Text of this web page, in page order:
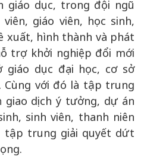
giáo dục, trong đội ngũ
giáo viên, học sinh,
xuất, hình thành và phát
trợ khởi nghiệp đổi mới
giáo dục đại học, cơ sở
Cùng với đó là tập trung
giao dịch ý tưởng, dự án
sinh viên, thanh niên
tập trung giải quyết dứt